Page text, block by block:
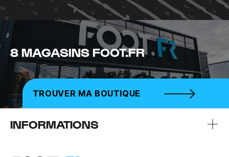
8 MAGASINS FOOT.FR
TROUVER MA BOUTIQUE
INFORMATIONS